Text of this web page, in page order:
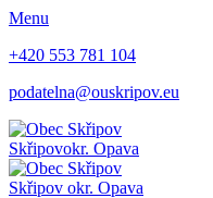
Menu
+420 553 781 104
podatelna@ouskripov.eu
Skřipovokr. Opava
Skřipov okr. Opava